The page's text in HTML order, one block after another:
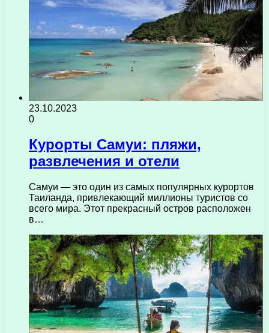
23.10.2023
0
Курорты Самуи: пляжи,
развлечения и отели
Самуи — это один из самых популярных курортов
Таиланда, привлекающий миллионы туристов со
всего мира. Этот прекрасный остров расположен
в…